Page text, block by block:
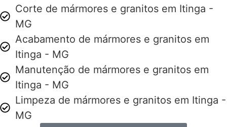
Corte de mármores e granitos em Itinga -
MG
Acabamento de mármores e granitos em
Itinga - MG
Manutenção de mármores e granitos em
Itinga - MG
Limpeza de mármores e granitos em Itinga -
MG